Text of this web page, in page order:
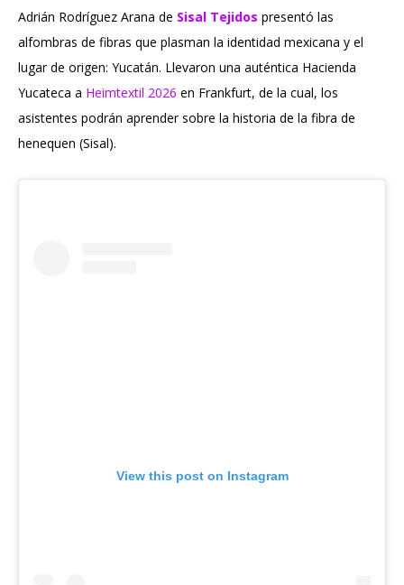
Adrián Rodríguez Arana de Sisal Tejidos presentó las
alfombras de fibras que plasman la identidad mexicana y el
lugar de origen: Yucatán. Llevaron una auténtica Hacienda
Yucateca a Heimtextil 2026 en Frankfurt, de la cual, los
asistentes podrán aprender sobre la historia de la fibra de
henequen (Sisal).
View this post on Instagram